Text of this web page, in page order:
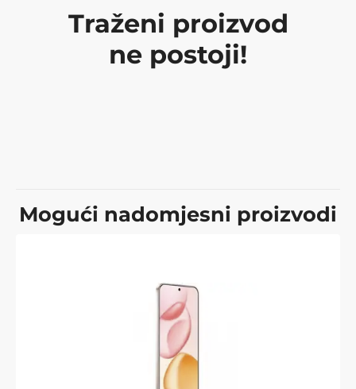
Traženi proizvod
ne postoji!
Mogući nadomjesni proizvodi